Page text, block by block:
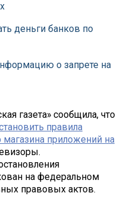
деньги банков по
о запрете на
газета» сообщила, что
правила
магазина приложений на
на федеральном
правовых актов.